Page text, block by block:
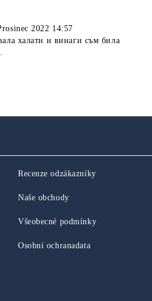
2022 14:57
халати и винаги съм била
Recenze odzákazníky
Naše obchody
Všeobecné podmínky
Osobní ochranadata